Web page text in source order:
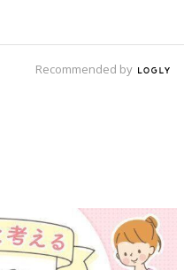
Recommended by